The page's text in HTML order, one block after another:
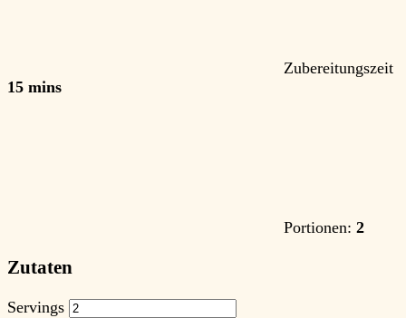
Zubereitungszeit
15 mins
Portionen: 2
Zutaten
Servings